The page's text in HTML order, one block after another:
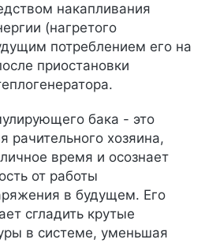
накапливания
(нагретого
потреблением его на
приостановки
бака - это
рачительного хозяина,
время и осознает
от работы
в будущем. Его
сгладить крутые
в системе, уменьшая